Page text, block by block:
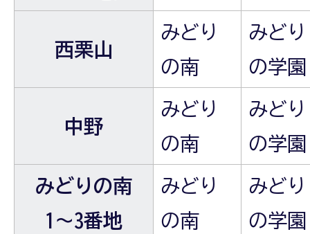
西栗山
みどり
の南
みどり
の学園
中野
みどり
の南
みどり
の学園
みどりの南
1～3番地
みどり
の南
みどり
の学園